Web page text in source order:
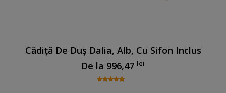
Cădiță De Duș Dalia, Alb, Cu Sifon Inclus
De la 996,47 lei